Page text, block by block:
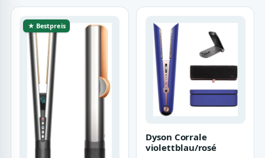
★ Bestpreis
Dyson Corrale
violettblau/rosé